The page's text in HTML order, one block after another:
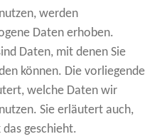
werden
Daten erhoben.
Daten, mit denen Sie
können. Die vorliegende
welche Daten wir
Sie erläutert auch,
geschieht.